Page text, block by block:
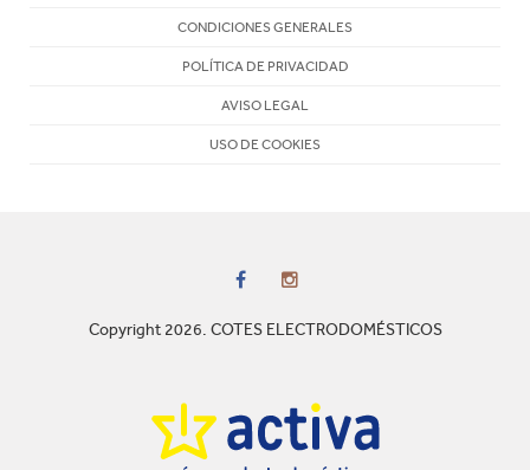
CONDICIONES GENERALES
POLÍTICA DE PRIVACIDAD
AVISO LEGAL
USO DE COOKIES
Copyright 2026. COTES ELECTRODOMÉSTICOS